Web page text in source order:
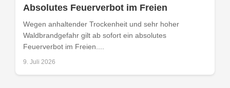
Absolutes Feuerverbot im Freien
Wegen anhaltender Trockenheit und sehr hoher
Waldbrandgefahr gilt ab sofort ein absolutes
Feuerverbot im Freien....
9. Juli 2026